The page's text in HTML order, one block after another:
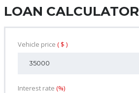
LOAN CALCULATOR
Vehicle price ( $ )
Interest rate (%)